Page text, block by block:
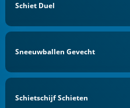
Schiet Duel
Sneeuwballen Gevecht
Schietschijf Schieten